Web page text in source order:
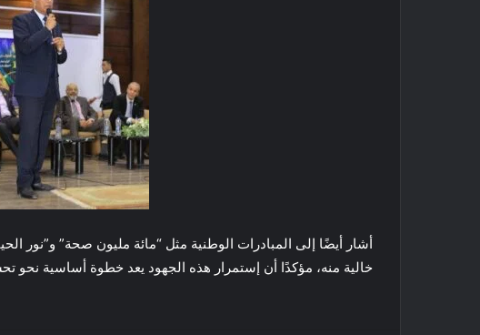
خالية منه، مؤكدًا أن إستمرار هذه الجهود يعد خطوة أساسية